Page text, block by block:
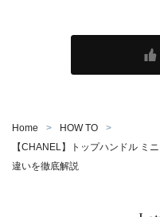
Home
HOW TO
【CHANEL】トップハンドル ミ
違いを徹底解説